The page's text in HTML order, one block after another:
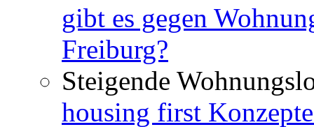
gibt es gegen
Freiburg?
Steigende
housing first